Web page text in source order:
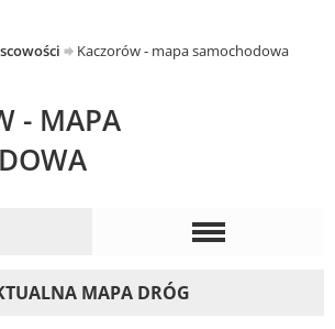
Kaczorów - mapa samochodowa
- MAPA
MAPA DRÓG